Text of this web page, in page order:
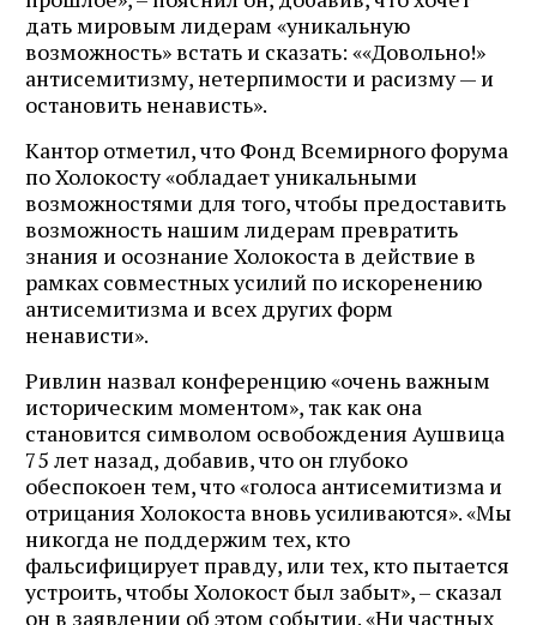
дать мировым лидерам «уникальную
возможность» встать и сказать: ««Довольно!»
антисемитизму, нетерпимости и расизму — и
остановить ненависть».
Кантор отметил, что Фонд Всемирного форума
по Холокосту «обладает уникальными
возможностями для того, чтобы предоставить
возможность нашим лидерам превратить
знания и осознание Холокоста в действие в
рамках совместных усилий по искоренению
антисемитизма и всех других форм
ненависти».
Ривлин назвал конференцию «очень важным
историческим моментом», так как она
становится символом освобождения Аушвица
75 лет назад, добавив, что он глубоко
обеспокоен тем, что «голоса антисемитизма и
отрицания Холокоста вновь усиливаются». «Мы
никогда не поддержим тех, кто
фальсифицирует правду, или тех, кто пытается
устроить, чтобы Холокост был забыт», – сказал
он в заявлении об этом событии. «Ни частных